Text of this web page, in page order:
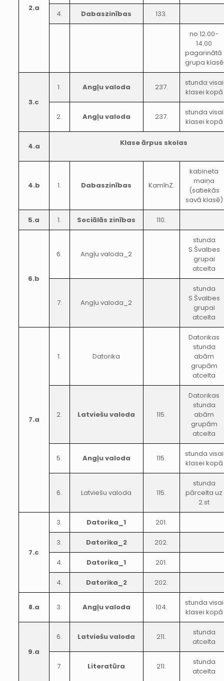
2.a
4. Dabaszinības 133.
no 12.00-
14.00
pagarinātā
grupa klasē
3.c
1. Angļu valoda 237.
stunda visai
klasei kopā
2. Angļu valoda 237.
stunda visai
klasei kopā
4.a Klase ārpus skolas
4.b 1. Dabaszinības KamīnZ.
kabineta
maiņa
(satiekās
savā klasē)
5.a 1. Sociālās zinības 110.
6.b
6. Angļu valoda_2
stunda
S.Švalbes
grupai
atcelta
7. Angļu valoda_2
stunda
S.Švalbes
grupai
atcelta
7.a
1. Datorika
Datorikas
stunda
abām
grupām
atcelta
2. Latviešu valoda 115.
Datorikas
stunda
abām
grupām
atcelta
5. Angļu valoda 115.
stunda visai
klasei kopā
6. Latviešu valoda 115.
stunda
pārcelta uz
2.st
7.c
3. Datorika_1 201.
3. Datorika_2 202.
4. Datorika_1 201.
4. Datorika_2 202.
8.a 3. Angļu valoda 104.
stunda visai
klasei kopā
9.a
6. Latviešu valoda 211.
stunda
atcelta
7. Literatūra 211.
stunda
atcelta